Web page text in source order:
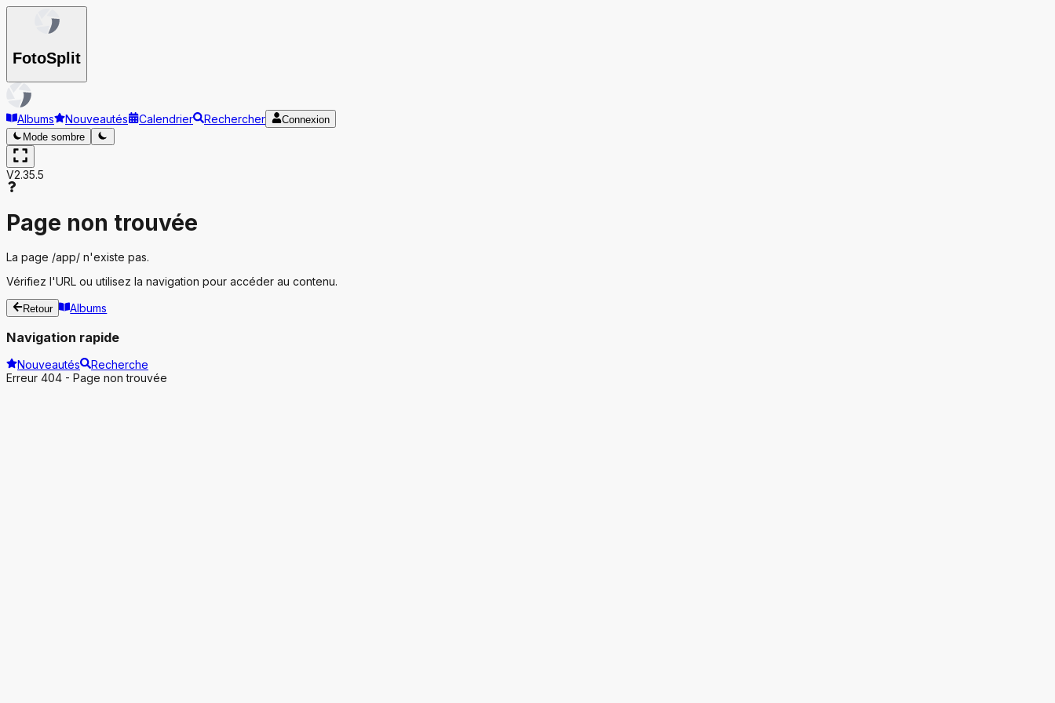
FotoSplit
Albums Nouveautés Calendrier Rechercher
Connexion
Mode sombre
V2.35.5
Page non trouvée
La page /app/ n'existe pas.
Vérifiez l'URL ou utilisez la navigation pour accéder au contenu.
Retour Albums
Navigation rapide
Nouveautés
Recherche
Erreur 404 - Page non trouvée